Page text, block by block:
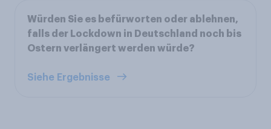
Würden Sie es befürworten oder ablehnen,
falls der Lockdown in Deutschland noch bis
Ostern verlängert werden würde?
Siehe Ergebnisse